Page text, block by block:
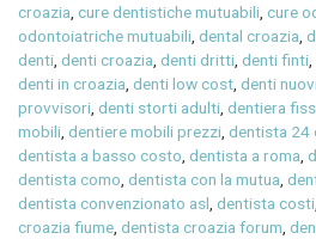
croazia ,cure dentistiche mutuabili ,cure
odontoiatriche mutuabili ,dental croazia ,
denti ,denti croazia ,denti dritti ,denti finti
denti in croazia ,denti low cost ,denti
provvisori ,denti storti adulti ,dentiera
mobili ,dentiere mobili prezzi ,dentista 24
dentista a basso costo ,dentista a roma ,
dentista como ,dentista con la mutua ,
dentista convenzionato asl ,dentista costi
croazia fiume ,dentista croazia forum ,